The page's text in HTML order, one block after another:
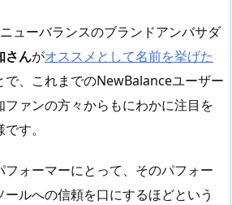
ューバランスのブランドアンバサダ
さんがオススメとして名前を挙げた
で、これまでのNewBalanceユーザー
ァンの方々からもにわかに注目を
す。
ォーマーにとって、そのパフォー
ルへの信頼を口にするほどという